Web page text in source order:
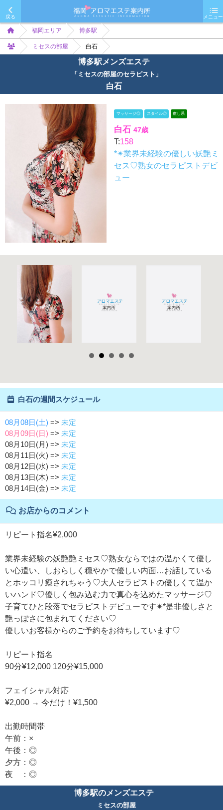
戻る メニュー
福岡エリア 博多駅
ミセスの部屋 白石
博多駅メンズエステ
「ミセスの部屋のセラピスト」
白石
マッサージ◎ スタイル◎ 癒し系
白石 47歳
T:158
*✴︎業界未経験の優しい妖艶ミ
セス♡熟女のセラピストデビ
ュー
白石の週間スケジュール
08月08日(土) => 未定
08月09日(日) => 未定
08月10日(月) => 未定
08月11日(火) => 未定
08月12日(水) => 未定
08月13日(木) => 未定
08月14日(金) => 未定
お店からのコメント
リピート指名¥2,000
業界未経験の妖艶艶ミセス♡熟女ならではの温かくて優し
い心遣い、しおらしく穏やかで優しい内面…お話している
とホッコリ癒されちゃう♡大人セラピストの優しくて温か
いハンド♡優しく包み込む力で真心を込めたマッサージ♡
子育てひと段落でセラピストデビューです✴︎*是非優しさと
艶っぽさに包まれてください♡
優しいお客様からのご予約をお待ちしています♡
リピート指名
90分¥12,000 120分¥15,000
フェイシャル対応
¥2,000 → 今だけ！¥1,500
出勤時間帯
午前：×
午後：◎
夕方：◎
夜 ：◎
博多駅のメンズエステ
ミセスの部屋